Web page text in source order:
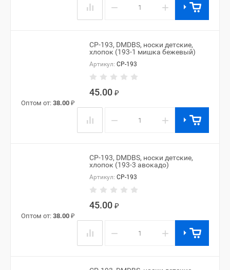
− +
CP-193, DMDBS, носки детские,
хлопок (193-1 мишка бежевый)
Артикул: CP-193
45.00 ₽
Оптом от: 38.00 ₽
− +
CP-193, DMDBS, носки детские,
хлопок (193-3 авокадо)
Артикул: CP-193
45.00 ₽
Оптом от: 38.00 ₽
− +